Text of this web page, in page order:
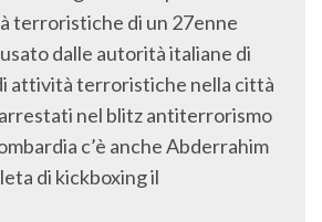
terroristiche di un 27enne
dalle autorità italiane di
attività terroristiche nella città
arrestati nel blitz antiterrorismo
c’è anche Abderrahim
di kickboxing il